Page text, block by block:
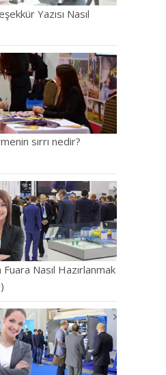
Yazısı Nasıl
sırrı nedir?
Fuara Nasıl Hazırlanmak